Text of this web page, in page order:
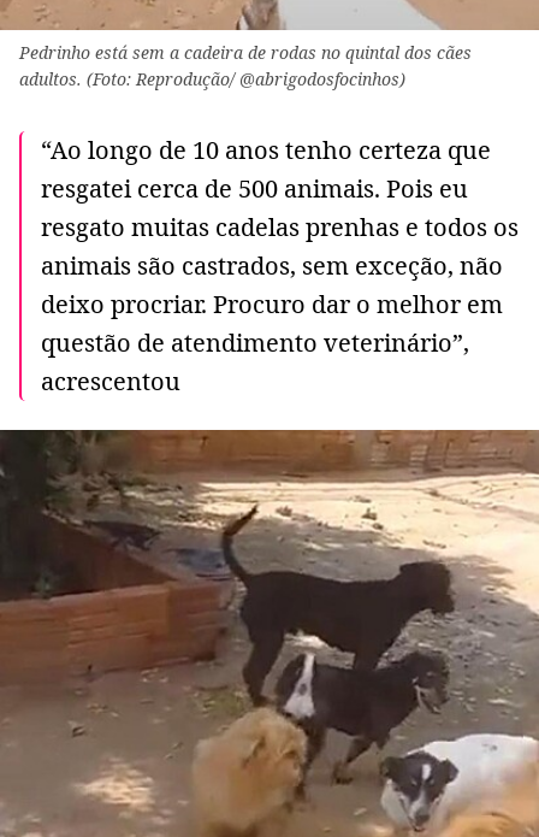
Pedrinho está sem a cadeira de rodas no quintal dos cães
adultos. (Foto: Reprodução/ @abrigodosfocinhos)
“Ao longo de 10 anos tenho certeza que
resgatei cerca de 500 animais. Pois eu
resgato muitas cadelas prenhas e todos os
animais são castrados, sem exceção, não
deixo procriar. Procuro dar o melhor em
questão de atendimento veterinário”,
acrescentou